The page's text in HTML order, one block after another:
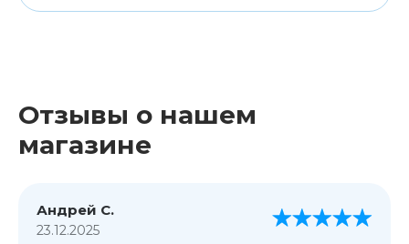
Отзывы о нашем
магазине
Андрей С.
23.12.2025